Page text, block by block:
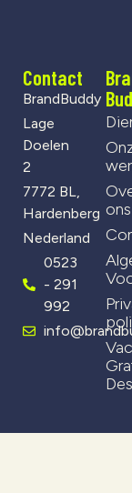
Contact
BrandBuddy
Lage
Doelen
2
7772 BL,
Hardenberg
Nederland
0523
- 291
992
ons